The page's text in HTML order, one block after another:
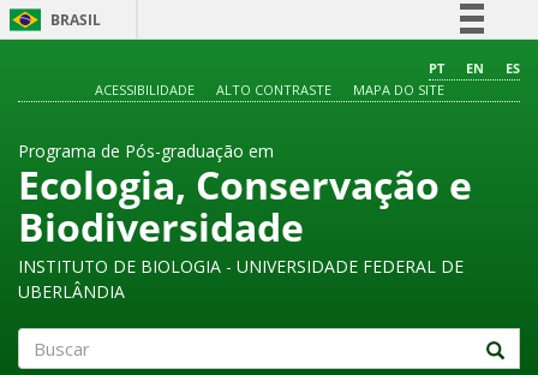
BRASIL
Comunica BR
Acesso à informação
Legislação
PT EN
ES
ACESSIBILIDADE
ALTO CONTRASTE MAPA DO SITE
Programa de Pós-graduação em
Ecologia, Conservação e
Biodiversidade
INSTITUTO DE BIOLOGIA - UNIVERSIDADE FEDERAL DE
UBERLÂNDIA